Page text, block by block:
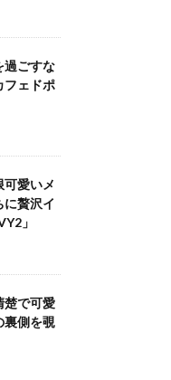
過ごすな
ェドポ
愛いメ
に贅沢イ
」
楚で可愛
裏側を覗